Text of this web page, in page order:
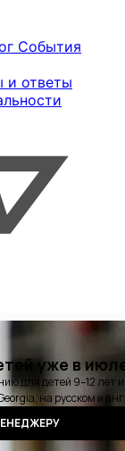
События
и ответы